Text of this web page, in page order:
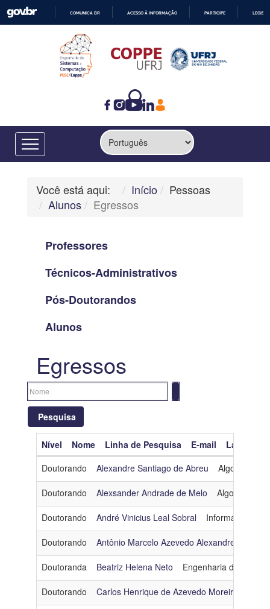
CONTEÚDO
COMUNICA BR ACESSO À INFORMAÇÃO PARTICIPE
Você está aqui: Início
Pessoas
Alunos
Egressos
Professores
Técnicos-Administrativos
Pós-Doutorandos
Alunos
Egressos
Pesquisa
Limpar filtros
Nível
Nome
Linha
de
Pesquisa
Nível Nome Linha de Pesquisa E-mail Lattes
Doutorando
Alexandre Santiago de Abreu Algoritmos e
Doutorando Alexsander Andrade de Melo Algoritmos e
Doutorando André Vinicius Leal Sobral Informática e
Doutorando Antônio Marcelo Azevedo Alexandre
Doutoranda Beatriz Helena Neto Engenharia de Dados
Doutorando Carlos Henrique de Azevedo Moreira